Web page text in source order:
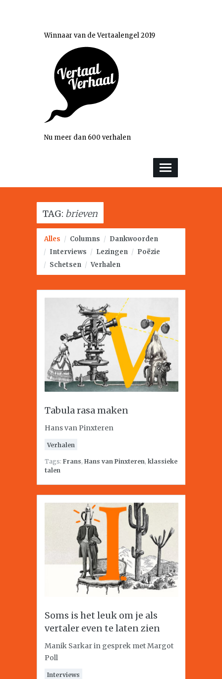
Winnaar van de Vertaalengel 2019
Nu meer dan 600 verhalen
TAG: brieven
Alles / Columns / Dankwoorden
/ Interviews / Lezingen / Poëzie
/ Schetsen / Verhalen
Tabula rasa maken
Hans van Pinxteren
Verhalen
Tags: Frans, Hans van Pinxteren, klassieke
talen
Soms is het leuk om je als
vertaler even te laten zien
Manik Sarkar in gesprek met Margot
Poll
Interviews